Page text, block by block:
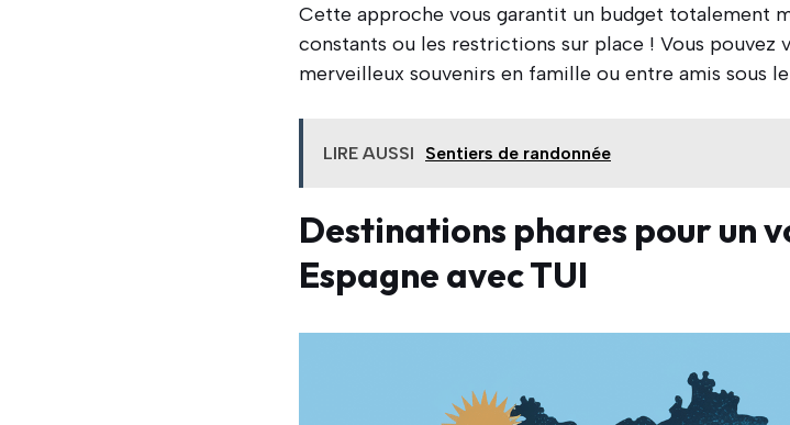
Cette approche vous garantit un budget totalement
constants ou les restrictions sur place ! Vous pouvez
merveilleux souvenirs en famille ou entre amis sous
LIRE AUSSI Sentiers de randonnée
Destinations phares pour un
Espagne avec TUI